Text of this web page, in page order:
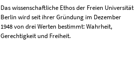
Das wissenschaftliche Ethos der Freien Universität
Berlin wird seit ihrer Gründung im Dezember
1948 von drei Werten bestimmt: Wahrheit,
Gerechtigkeit und Freiheit.